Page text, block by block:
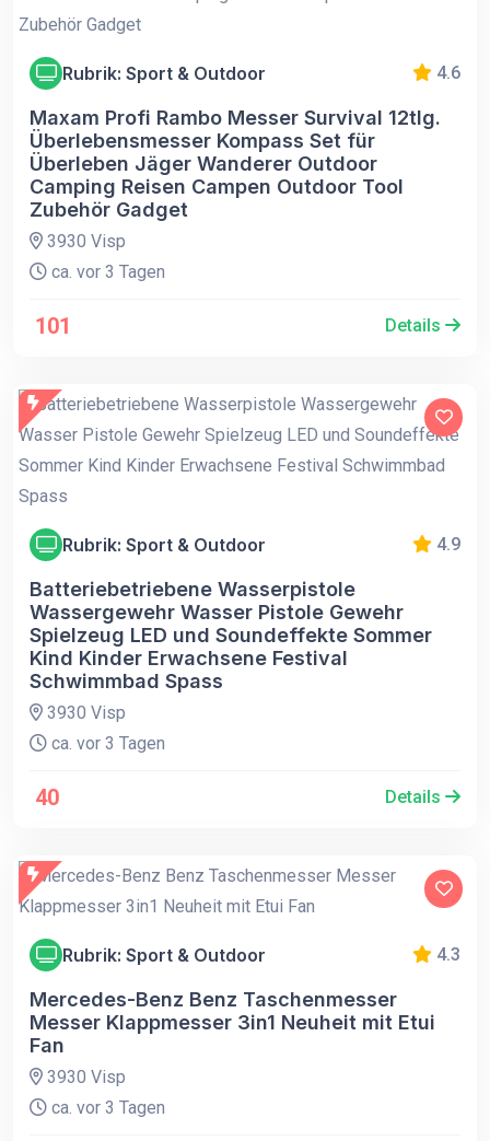
Rubrik: Sport & Outdoor 4.6
Maxam Profi Rambo Messer Survival 12tlg.
Überlebensmesser Kompass Set für
Überleben Jäger Wanderer Outdoor
Camping Reisen Campen Outdoor Tool
Zubehör Gadget
3930 Visp
ca. vor 3 Tagen
101 Details
Rubrik: Sport & Outdoor 4.9
Batteriebetriebene Wasserpistole
Wassergewehr Wasser Pistole Gewehr
Spielzeug LED und Soundeffekte Sommer
Kind Kinder Erwachsene Festival
Schwimmbad Spass
3930 Visp
ca. vor 3 Tagen
40 Details
Rubrik: Sport & Outdoor 4.3
Mercedes-Benz Benz Taschenmesser
Messer Klappmesser 3in1 Neuheit mit Etui
Fan
3930 Visp
ca. vor 3 Tagen